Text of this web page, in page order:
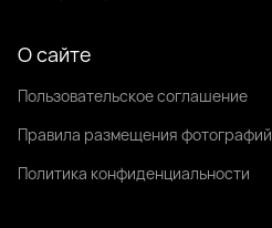
О сайте
Пользовательское соглашение
Правила размещения фотографий
Политика конфиденциальности